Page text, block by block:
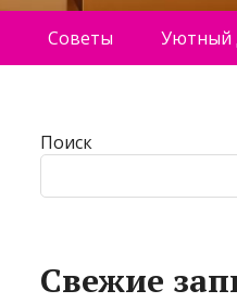
Советы Уютный
Поиск
Свежие